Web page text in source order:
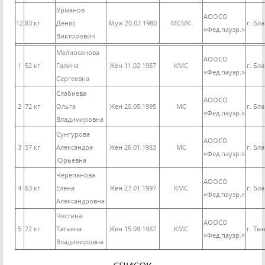
12 83 кг
Урманов
Денис
Викторович
Муж 20.07.1980 МСМК
АООСО
«Фед.пауэр.»
г.
1 52 кг
Мелиосанова
Галина
Сергеевна
Жен 11.02.1987 КМС
АООСО
«Фед.пауэр.»
г.
2 72 кг
Слабиева
Ольга
Владимировна
Жен 20.05.1995 МС
АООСО
«Фед.пауэр.»
г.
3 57 кг
Сунгурова
Александра
Юрьевна
Жен 26.01.1983 МС
АООСО
«Фед.пауэр.»
г.
4 63 кг
Черепанова
Елена
Александровна
Жен 27.01.1997 КМС
АООСО
«Фед.пауэр.»
г.
5 72 кг
Честина
Татьяна
Владимировна
Жен 15.09.1987 КМС
АООСО
«Фед.пауэр.»
г.